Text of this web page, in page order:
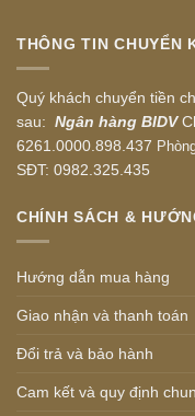
THÔNG TIN CHUYỂN
Quý khách chuyển tiền
sau: Ngân hàng BIDV
6261.0000.898.437
SĐT: 0982.325.435
CHÍNH SÁCH &
Hướng dẫn mua hàng
Giao nhận và thanh toán
Đổi trả và bảo hành
Cam kết và quy định